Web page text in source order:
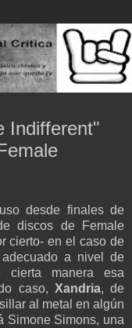
Indifferent"
desde finales de
discos de Female
cierto- en el caso de
a nivel de
cierta manera esa
caso, Xandria, de
al metal en algún
Simone Simons, una